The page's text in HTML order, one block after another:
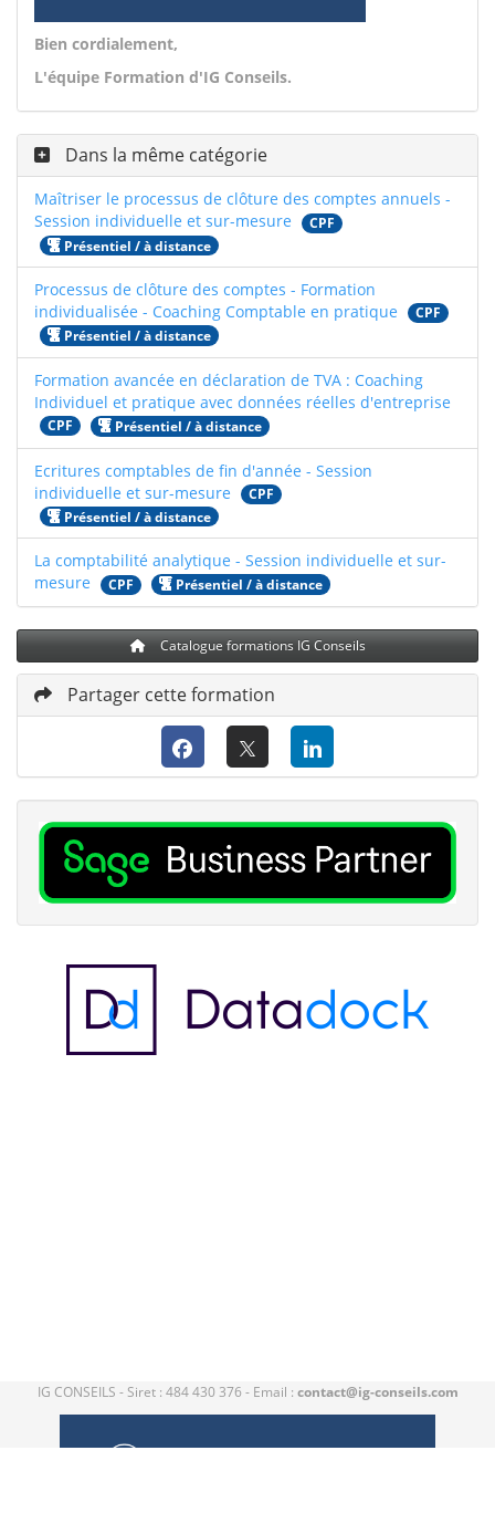
Bien cordialement,
L'équipe Formation d'IG Conseils.
Dans la même catégorie
Maîtriser le processus de clôture des comptes annuels -
Session individuelle et sur-mesure
CPF
Présentiel / à distance
Processus de clôture des comptes - Formation
individualisée - Coaching Comptable en pratique
CPF
Présentiel / à distance
Formation avancée en déclaration de TVA : Coaching
Individuel et pratique avec données réelles d'entreprise
CPF Présentiel / à distance
Ecritures comptables de fin d'année - Session
individuelle et sur-mesure
CPF
Présentiel / à distance
La comptabilité analytique - Session individuelle et sur-
mesure
CPF Présentiel / à distance
Catalogue formations IG Conseils
Partager cette formation
IG CONSEILS - Siret : 484 430 376 - Email : contact@ig-conseils.com